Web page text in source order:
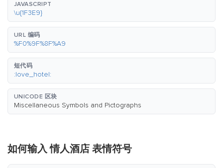
JAVASCRIPT
\u{1F3E9}
URL 编码
%F0%9F%8F%A9
短代码
:love_hotel:
UNICODE 区块
Miscellaneous Symbols and Pictographs
如何输入 情人酒店 表情符号